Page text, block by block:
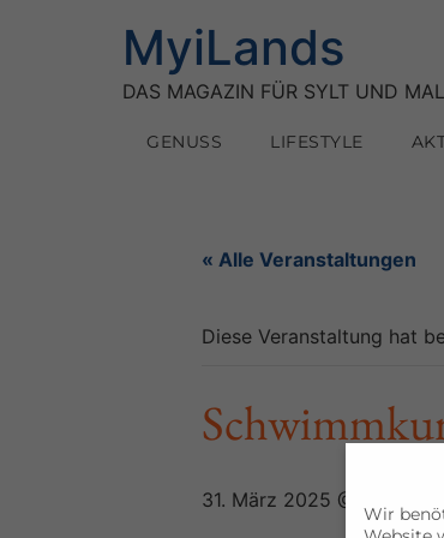
MyiLands
DAS MAGAZIN FÜR SYLT UND
GENUSS LIFESTYLE
« Alle Veranstaltungen
Diese Veranstaltung hat
31. März 2025 @ 9:00
Wir